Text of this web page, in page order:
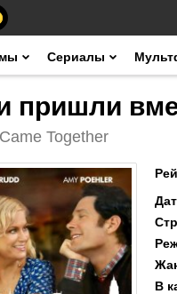
Сериалы
пришли
Together
В